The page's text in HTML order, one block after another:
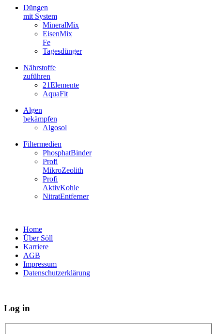
Düngen
mit System
MineralMix
EisenMix
Fe
Tagesdünger
Nährstoffe
zuführen
21Elemente
AquaFit
Algen
bekämpfen
Algosol
Filtermedien
PhosphatBinder
Profi
MikroZeolith
Profi
AktivKohle
NitratEntferner
Home
Über Söll
Karriere
AGB
Impressum
Datenschutzerklärung
Log in